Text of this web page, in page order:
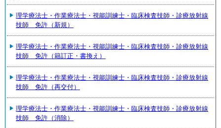
理学療法士・作業療法士・視能訓練士・臨床検査技師・診療放射線
技師 免許（新規）
理学療法士・作業療法士・視能訓練士・臨床検査技師・診療放射線
技師 免許（籍訂正・書換え）
理学療法士・作業療法士・視能訓練士・臨床検査技師・診療放射線
技師 免許（再交付）
理学療法士・作業療法士・視能訓練士・臨床検査技師・診療放射線
技師 免許（消除）